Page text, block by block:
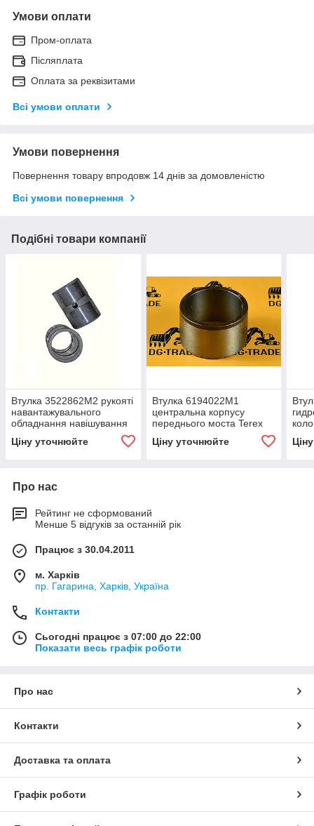
Умови оплати
Пром-оплата
Післяплата
Оплата за реквізитами
Всі умови оплати
Умови повернення
Повернення товару впродовж 14 днів за домовленістю
Всі умови повернення
Подібні товари компанії
Втулка 3522862M2 рукояті
навантажувального
обладнання навішування
навантажувача TLB-815
Ціну уточнюйте
Втулка 6194022M1
центральна корпусу
переднього моста Terex
Ціну уточнюйте
Про нас
Рейтинг не сформований
Менше 5 відгуків за останній рік
Працює з 30.04.2011
м. Харків
пр. Гагарина, Харків, Україна
Контакти
Сьогодні працює з 07:00 до 22:00
Показати весь графік роботи
Про нас
Контакти
Доставка та оплата
Графік роботи